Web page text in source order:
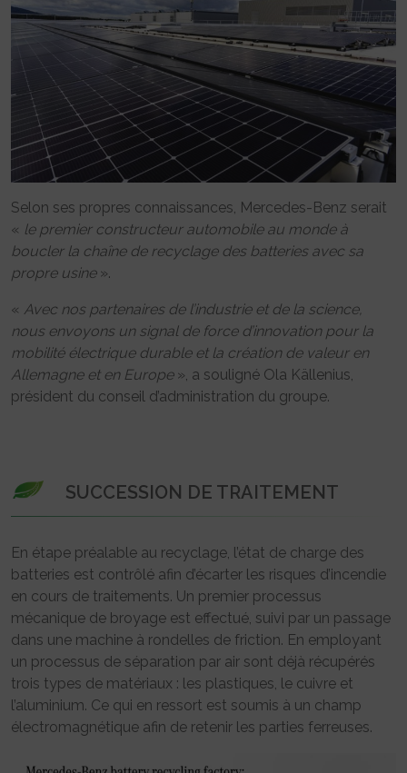
Selon ses propres connaissances, Mercedes-Benz serait
« le premier constructeur automobile au monde à
boucler la chaîne de recyclage des batteries avec sa
propre usine».
« Avec nos partenaires de l’industrie et de la science,
nous envoyons un signal de force d’innovation pour la
mobilité électrique durable et la création de valeur en
Allemagne et en Europe», a souligné Ola Källenius,
président du conseil d’administration du groupe.
SUCCESSION DE TRAITEMENT
En étape préalable au recyclage, l’état de charge des
batteries est contrôlé afin d’écarter les risques d’incendie
en cours de traitements. Un premier processus
mécanique de broyage est effectué, suivi par un passage
dans une machine à rondelles de friction. En employant
un processus de séparation par air sont déjà récupérés
trois types de matériaux : les plastiques, le cuivre et
l’aluminium. Ce qui en ressort est soumis à un champ
électromagnétique afin de retenir les parties ferreuses.